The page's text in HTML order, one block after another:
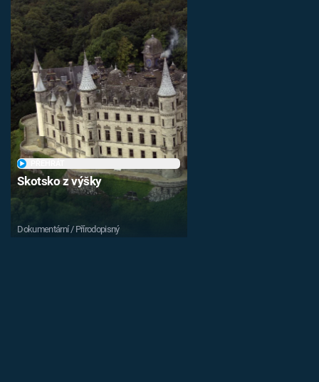
Skotsko z výšky
Dokumentární / Přírodopisný